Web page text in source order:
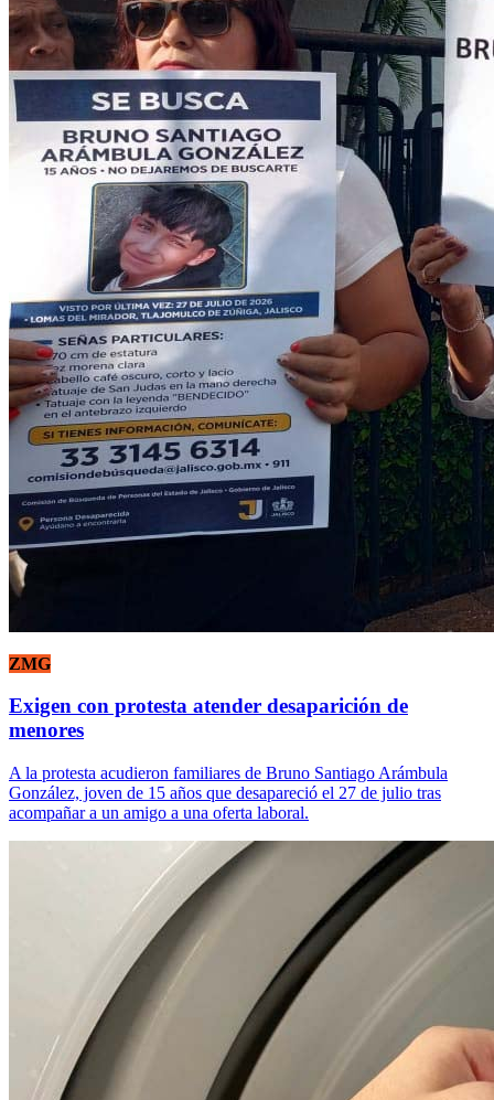
ZMG
Exigen con protesta atender desaparición de
menores
A la protesta acudieron familiares de Bruno Santiago Arámbula
González, joven de 15 años que desapareció el 27 de julio tras
acompañar a un amigo a una oferta laboral.